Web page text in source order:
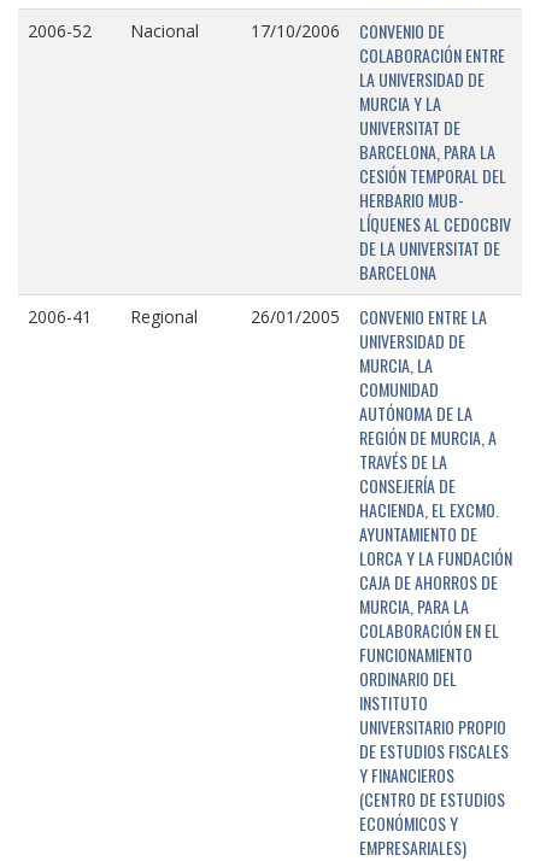
2006-52 Nacional 17/10/2006
CONVENIO DE
COLABORACIÓN ENTRE
LA UNIVERSIDAD DE
MURCIA Y LA
UNIVERSITAT DE
BARCELONA, PARA LA
CESIÓN TEMPORAL DEL
HERBARIO MUB-
LÍQUENES AL CEDOCBIV
DE LA UNIVERSITAT DE
BARCELONA
2006-41 Regional 26/01/2005
CONVENIO ENTRE LA
UNIVERSIDAD DE
MURCIA, LA
COMUNIDAD
AUTÓNOMA DE LA
REGIÓN DE MURCIA, A
TRAVÉS DE LA
CONSEJERÍA DE
HACIENDA, EL EXCMO.
AYUNTAMIENTO DE
LORCA Y LA FUNDACIÓN
CAJA DE AHORROS DE
MURCIA, PARA LA
COLABORACIÓN EN EL
FUNCIONAMIENTO
ORDINARIO DEL
INSTITUTO
UNIVERSITARIO PROPIO
DE ESTUDIOS FISCALES
Y FINANCIEROS
(CENTRO DE ESTUDIOS
ECONÓMICOS Y
EMPRESARIALES)